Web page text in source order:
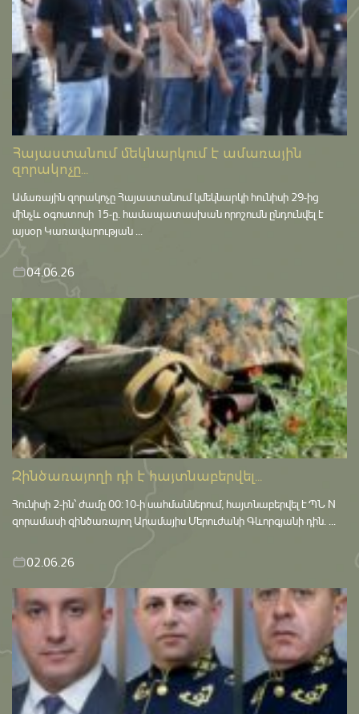
Հայաստանում մեկնարկում է ամառային
զորակոչը...
Ամառային զորակոչը Հայաստանում կմեկնարկի հունիսի 29-ից
մինչև օգոստոսի 15-ը․ համապատասխան որոշումն ընդունվել է
այսօր Կառավարության ...
04.06.26
Զինծառայողի դի է հայտնաբերվել...
Հունիսի 2-ին՝ ժամը 00:10-ի սահմաններում, հայտնաբերվել է ՊՆ N
զորամասի զինծառայող Արամայիս Մերուժանի Գևորգյանի դին. ...
02.06.26